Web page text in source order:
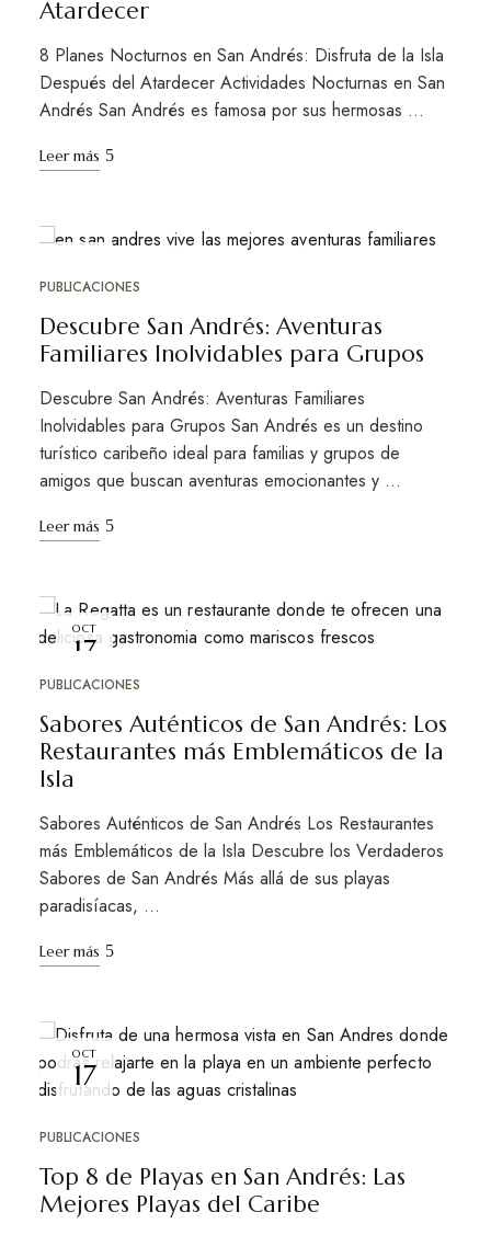
Atardecer
8 Planes Nocturnos en San Andrés: Disfruta de la Isla
Después del Atardecer Actividades Nocturnas en San
Andrés San Andrés es famosa por sus hermosas …
Leer más
17
PUBLICACIONES
Descubre San Andrés: Aventuras
Familiares Inolvidables para Grupos
Descubre San Andrés: Aventuras Familiares
Inolvidables para Grupos San Andrés es un destino
turístico caribeño ideal para familias y grupos de
amigos que buscan aventuras emocionantes y …
Leer más
OCT
17
PUBLICACIONES
Sabores Auténticos de San Andrés: Los
Restaurantes más Emblemáticos de la
Isla
Sabores Auténticos de San Andrés Los Restaurantes
más Emblemáticos de la Isla Descubre los Verdaderos
Sabores de San Andrés Más allá de sus playas
paradisíacas, …
Leer más
OCT
17
PUBLICACIONES
Top 8 de Playas en San Andrés: Las
Mejores Playas del Caribe